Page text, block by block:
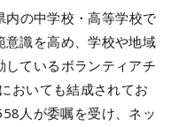
の中学校・高等学校で
識を高め、学校や地域
ているボランティアチ
おいても結成されてお
人が委嘱を受け、ネッ